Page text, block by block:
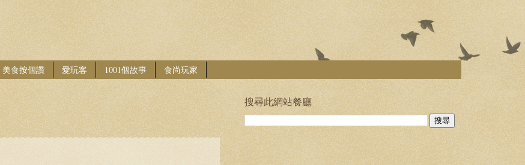
美食按個讚 愛玩客 1001個故事 食尚玩家
搜尋此網站餐廳